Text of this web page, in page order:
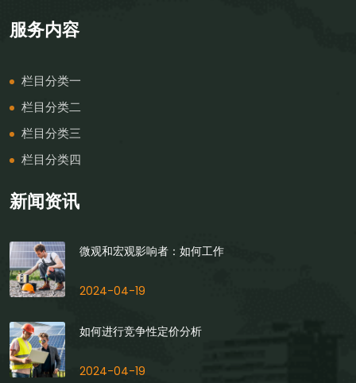
服务内容
栏目分类一
栏目分类二
栏目分类三
栏目分类四
新闻资讯
微观和宏观影响者：如何工作
2024-04-19
如何进行竞争性定价分析
2024-04-19